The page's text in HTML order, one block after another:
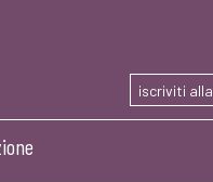
iscriviti